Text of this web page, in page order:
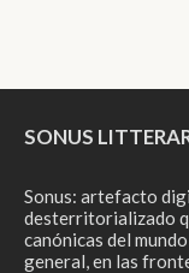
SONUS
Sonus: artefacto
desterritorializado
canónicas del
general, en las